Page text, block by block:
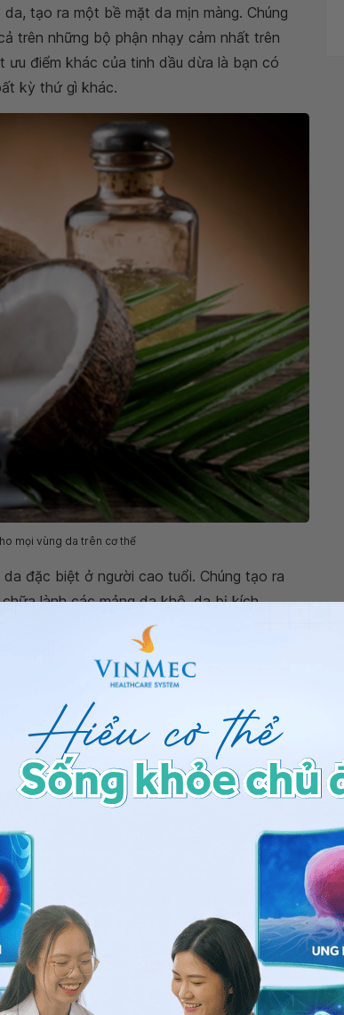
tạo ra một bề mặt da mịn màng. Chúng
trên những bộ phận nhạy cảm nhất trên
điểm khác của tinh dầu dừa là bạn có
kỳ thứ gì khác.
mọi vùng da trên cơ thể
đặc biệt ở người cao tuổi. Chúng tạo ra
lành các mảng da khô, da bị kích
tiếp nhiều nhất với môi trường bên
rửa và đặc biệt là trong môi trường
thích và trở lên khô ráp. Vì vậy, luyện
trường kể trên là biện pháp hiệu quả giúp
đôi khi đến từ việc thay đổi những thói
với nước quá nóng, điều này có thể
Điều chỉnh nhiệt độ nước tắm ở mức
da khô hoặc bị kích thích.
ẩm trong gia đình có thể giúp giảm tình
xuyên sử dụng điều hòa và lò sưởi. Theo
ẩm trong nhà ở mức 60% là đủ để ngăn
Đối với những người có làn da nhạy cảm,
ngâm mình trong nước được khử trùng